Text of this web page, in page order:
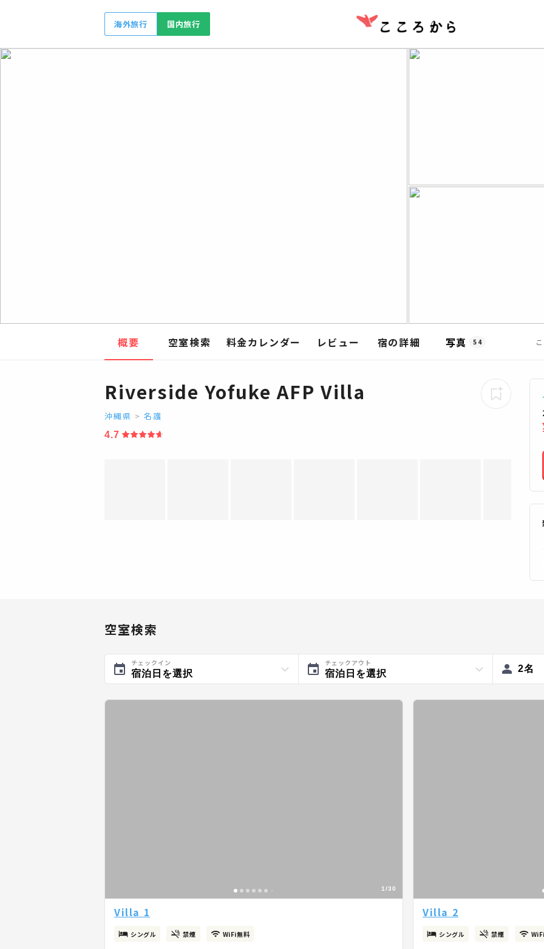
海外旅行 国内旅行
概要 空室検索 料金カレンダー レビュー 宿の詳細 写真 54
Riverside Yofuke AFP Villa
沖縄県 > 名護
4.7
空室検索
チェックイン
宿泊日を選択
チェックアウト
宿泊日を選択 2名
1/30
Villa 1
シングル 禁煙 WiFi無料
Villa 2
シングル 禁煙